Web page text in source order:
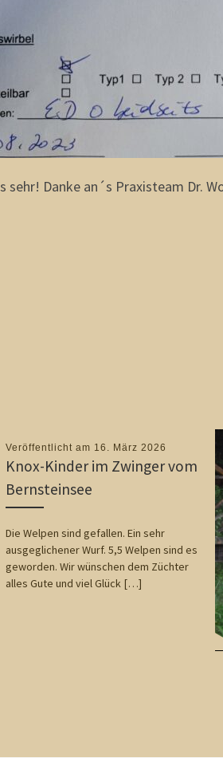
Danke an´s Praxisteam Dr.
Veröffentlicht am 16. März 2026
Knox-Kinder im Zwinger vom
Bernsteinsee
Die Welpen sind gefallen. Ein sehr
ausgeglichener Wurf. 5,5 Welpen sind es
geworden. Wir wünschen dem Züchter
alles Gute und viel Glück […]